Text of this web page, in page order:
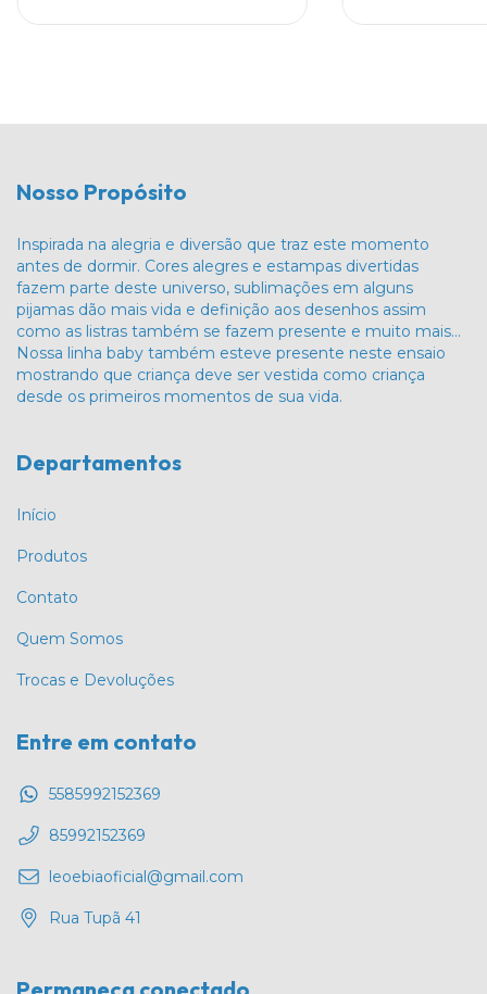
Nosso Propósito
Inspirada na alegria e diversão que traz este momento
antes de dormir. Cores alegres e estampas divertidas
fazem parte deste universo, sublimações em alguns
pijamas dão mais vida e definição aos desenhos assim
como as listras também se fazem presente e muito mais…
Nossa linha baby também esteve presente neste ensaio
mostrando que criança deve ser vestida como criança
desde os primeiros momentos de sua vida.
Departamentos
Início
Produtos
Contato
Quem Somos
Trocas e Devoluções
Entre em contato
5585992152369
85992152369
leoebiaoficial@gmail.com
Rua Tupã 41